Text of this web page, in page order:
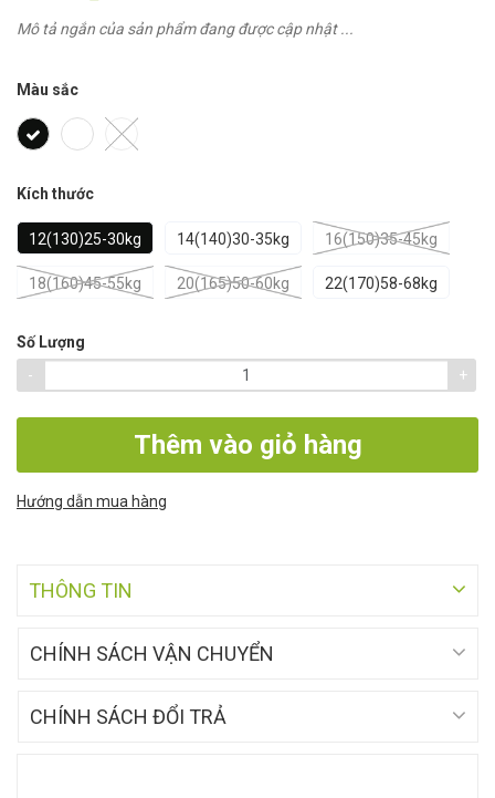
Mô tả ngắn của sản phẩm đang được cập nhật ...
Màu sắc
Kích thước
12(130)25-30kg 14(140)30-35kg 16(150)35-45kg
18(160)45-55kg 20(165)50-60kg 22(170)58-68kg
Số Lượng
-
+
Thêm vào giỏ hàng
Hướng dẫn mua hàng
THÔNG TIN
CHÍNH SÁCH VẬN CHUYỂN
CHÍNH SÁCH ĐỔI TRẢ